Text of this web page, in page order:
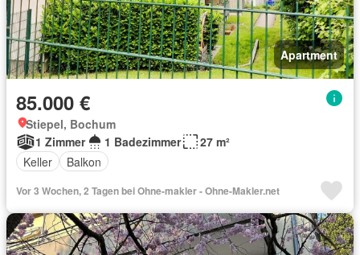
Apartment
85.000 €
Stiepel, Bochum
1 Zimmer
1 Badezimmer
27 m²
Keller
Balkon
Vor 3 Wochen, 2 Tagen bei Ohne-makler - Ohne-Makler.net